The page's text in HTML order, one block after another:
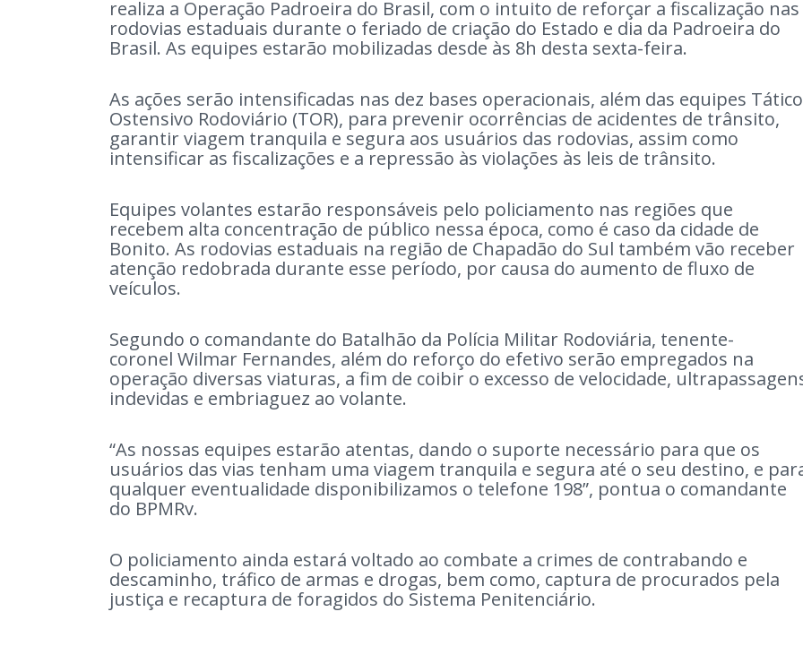
realiza a Operação Padroeira do Brasil, com o intuito de reforçar a fiscalização nas
rodovias estaduais durante o feriado de criação do Estado e dia da Padroeira do
Brasil. As equipes estarão mobilizadas desde às 8h desta sexta-feira.
As ações serão intensificadas nas dez bases operacionais, além das equipes Tático
Ostensivo Rodoviário (TOR), para prevenir ocorrências de acidentes de trânsito,
garantir viagem tranquila e segura aos usuários das rodovias, assim como
intensificar as fiscalizações e a repressão às violações às leis de trânsito.
Equipes volantes estarão responsáveis pelo policiamento nas regiões que
recebem alta concentração de público nessa época, como é caso da cidade de
Bonito. As rodovias estaduais na região de Chapadão do Sul também vão receber
atenção redobrada durante esse período, por causa do aumento de fluxo de
veículos.
Segundo o comandante do Batalhão da Polícia Militar Rodoviária, tenente-
coronel Wilmar Fernandes, além do reforço do efetivo serão empregados na
operação diversas viaturas, a fim de coibir o excesso de velocidade,
indevidas e embriaguez ao volante.
“As nossas equipes estarão atentas, dando o suporte necessário para que os
usuários das vias tenham uma viagem tranquila e segura até o seu destino, e
qualquer eventualidade disponibilizamos o telefone 198”, pontua o comandante
do BPMRv.
O policiamento ainda estará voltado ao combate a crimes de contrabando e
descaminho, tráfico de armas e drogas, bem como, captura de procurados pela
justiça e recaptura de foragidos do Sistema Penitenciário.